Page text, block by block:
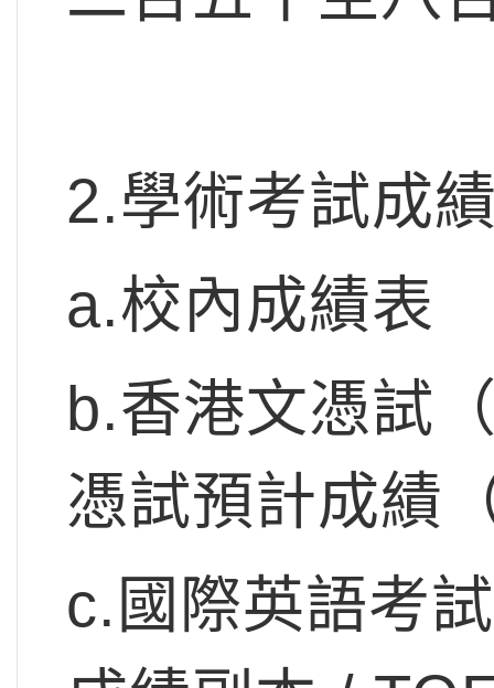
2.學術考試成
a.校內成績表
b.香港文憑試
憑試預計成績
c.國際英語考